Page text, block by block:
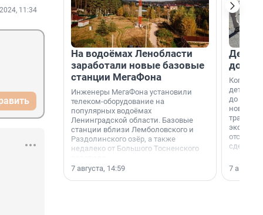
11:34
На водоёмах Ленобласти
заработали новые базовые
станции МегаФона
Инженеры МегаФона установили
телеком-оборудование на
популярных водоёмах
Ленинградской области. Базовые
станции вблизи Лемболовского и
Раздолинского озёр, а также
недалеко от Большого Тосненского
7 августа, 14:59
Когда-
дети
до
новости
сделали
7